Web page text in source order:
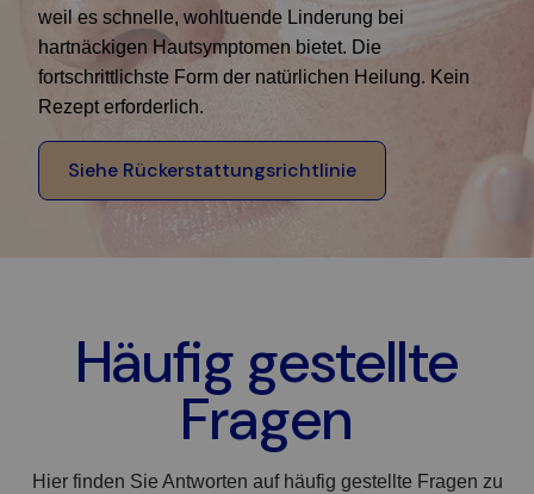
weil es schnelle, wohltuende Linderung bei
hartnäckigen Hautsymptomen bietet. Die
fortschrittlichste Form der natürlichen Heilung. Kein
Rezept erforderlich.
Siehe Rückerstattungsrichtlinie
Häufig gestellte
Fragen
Hier finden Sie Antworten auf häufig gestellte Fragen zu